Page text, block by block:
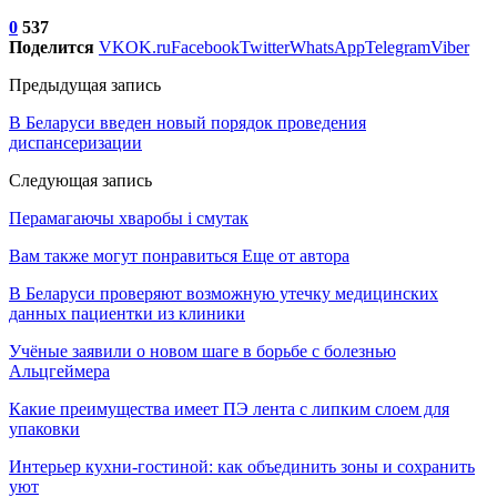
0 537
Поделится VKOK.ruFacebookTwitterWhatsAppTelegramViber
Предыдущая запись
В Беларуси введен новый порядок проведения
диспансеризации
Следующая запись
Перамагаючы хваробы і смутак
Вам также могут понравиться Еще от автора
В Беларуси проверяют возможную утечку медицинских
данных пациентки из клиники
Учёные заявили о новом шаге в борьбе с болезнью
Альцгеймера
Какие преимущества имеет ПЭ лента с липким слоем для
упаковки
Интерьер кухни-гостиной: как объединить зоны и сохранить
уют